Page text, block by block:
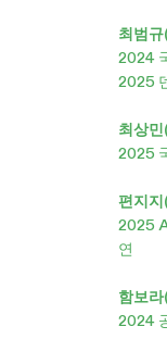
최범
2024
2025
최상
2025
편지
2025
연
함보
2024